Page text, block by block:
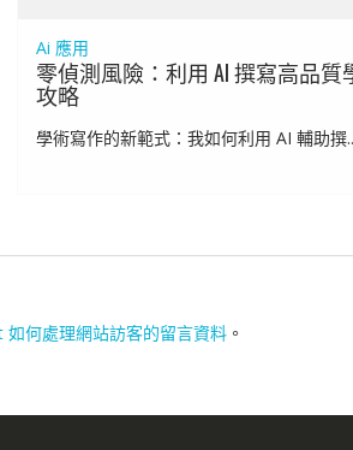
Ai 應用
零偵測風險：利用 AI 撰寫高品質
攻略
學術寫作的新範式：我如何利用 AI 輔助撰
何處理網站訪客的留言資料 。